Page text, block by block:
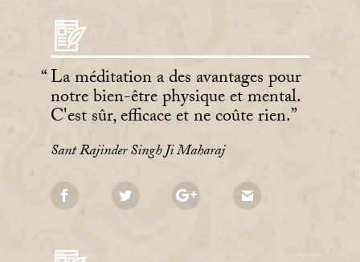
La méditation a des avantages pour
notre bien-être physique et mental.
C'est sûr, efficace et ne coûte rien.
Sant Rajinder Singh Ji Maharaj